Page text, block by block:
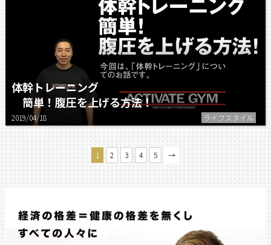
体幹トレーニング
簡単！腹圧を上げる方法！
2019/04/18 ライフスタイル
1 2 3 4 5 →